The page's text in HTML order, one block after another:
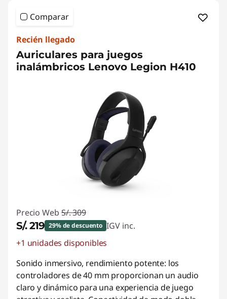
Comparar
Recién llegado
Auriculares para juegos
inalámbricos Lenovo Legion H410
Precio Web S/. 309
S/. 219 29% de descuento IGV inc.
Ahorros instantáneos :
+1 unidades disponibles
Sonido inmersivo, rendimiento potente: los
controladores de 40 mm proporcionan un audio
claro y dinámico para una experiencia de juego